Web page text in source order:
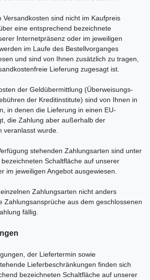
Versandkosten sind nicht im Kaufpreis
eine entsprechend bezeichnete
Internetpräsenz oder im jeweiligen
im Laufe des Bestellvorganges
und sind von Ihnen zusätzlich zu tragen,
Lieferung zugesagt ist.
der Geldübermittlung (Überweisungs-
der Kreditinstitute) sind von Ihnen in
in denen die Lieferung in einen EU-
die Zahlung aber außerhalb der
veranlasst wurde.
stehenden Zahlungsarten sind unter
Schaltfläche auf unserer
im jeweiligen Angebot ausgewiesen.
Zahlungsarten nicht anders
Zahlungsansprüche aus dem geschlossenen
fällig.
der Liefertermin sowie
Lieferbeschränkungen finden sich
bezeichneten Schaltfläche auf unserer